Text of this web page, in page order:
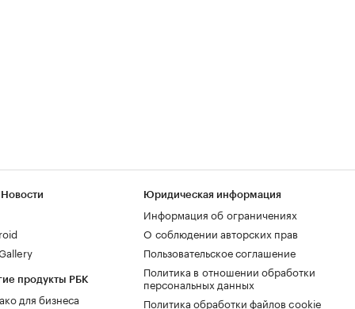
продукты РБК
для бизнеса
Юридическая информация
Информация об ограничениях
О соблюдении авторских прав
Пользовательское соглашение
Политика в отношении обработки
персональных данных
Политика обработки файлов cookie